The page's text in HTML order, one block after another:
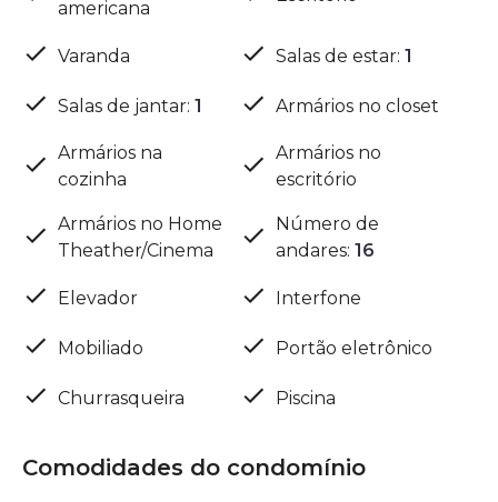
americana
Varanda Salas de estar: 1
Salas de jantar: 1 Armários no closet
Armários na
cozinha
Armários no
escritório
Armários no Home
Theather/Cinema
Número de
andares: 16
Elevador Interfone
Mobiliado Portão eletrônico
Churrasqueira Piscina
Comodidades do condomínio